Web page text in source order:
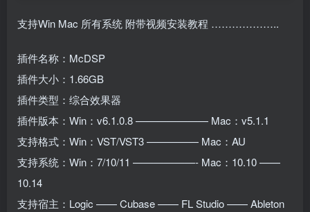
支持Win Mac 所有系统 附带视频安装教程 ………………..
插件名称：McDSP
插件大小：1.66GB
插件类型：综合效果器
插件版本：Win：v6.1.0.8 ——————— Mac：v5.1.1
支持格式：Win：VST/VST3 ————— Mac：AU
支持系统：Win：7/10/11 ——————- Mac：10.10 ——
10.14
支持宿主：Logic —— Cubase —— FL Studio —— Ableton